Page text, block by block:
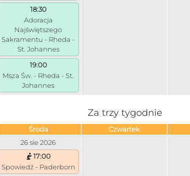
18:30
Adoracja
Najświętszego
Sakramentu - Rheda -
St. Johannes
19:00
Msza Św. - Rheda - St.
Johannes
Za trzy tygodnie
Środa Czwartek
26 sie 2026
17:00
Spowiedź - Paderborn